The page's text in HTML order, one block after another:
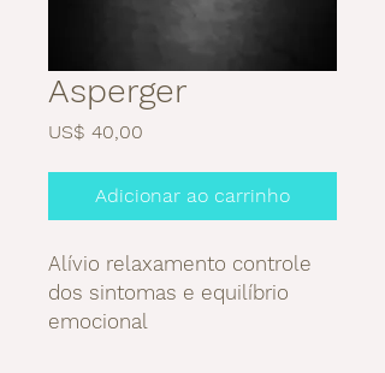
Asperger
US$ 40,00
Adicionar ao carrinho
Alívio relaxamento controle
dos sintomas e equilíbrio
emocional